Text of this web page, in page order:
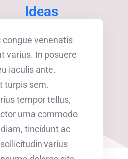
Ideas
congue venenatis
varius. In posuere
iaculis ante.
turpis sem.
tempor tellus,
urna commodo
tincidunt ac
varius